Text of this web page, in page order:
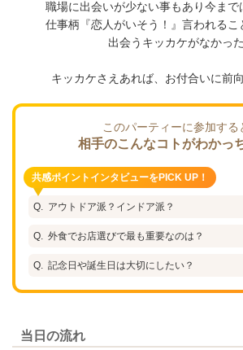
職場に出会いが少ない事もあり今まで
仕事柄『恋人がいそう！』言われるこ
出会うキッカケがなかった
キッカケさえあれば、お付合いに前
このパーティーに参加する
相手のこんなコトがわかっ
共感ポイントインタビューをPICK UP！
アウトドア派？インドア派？
外食でお店選びで最も重要なのは？
記念日や誕生日は大切にしたい？
当日の流れ